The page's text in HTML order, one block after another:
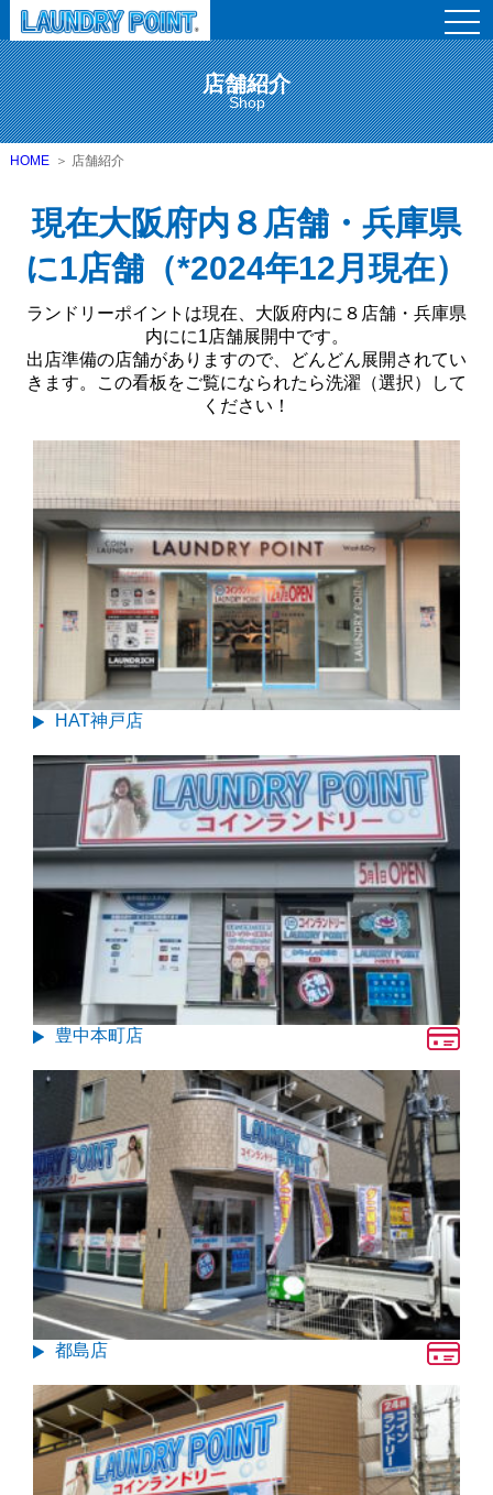
店舗紹介
Shop
HOME 店舗紹介
現在大阪府内８店舗・兵庫県
に1店舗（*2024年12月現在）
ランドリーポイントは現在、大阪府内に８店舗・兵庫県
内にに1店舗展開中です。
出店準備の店舗がありますので、どんどん展開されてい
きます。この看板をご覧になられたら洗濯（選択）して
ください！
HAT神戸店
豊中本町店
都島店